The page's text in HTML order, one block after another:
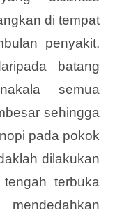
di tempat
penyakit.
batang
semua
sehingga
pada pokok
dilakukan
terbuka